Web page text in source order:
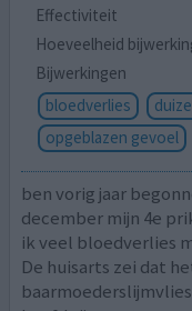
Effectiviteit
Hoeveelheid
Bijwerkingen
bloedverlies
opgeblazen gevoel
ben vorig jaar
december mijn 4e
ik veel bloedverlies
De huisarts zei dat